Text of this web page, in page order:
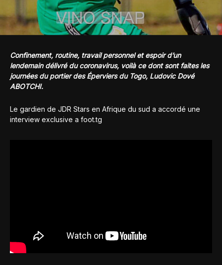
Confinement, routine, travail personnel et espoir d’un
lendemain délivré du coronavirus, voilà ce dont sont faites les
journées du portier des Éperviers du Togo, Ludovic Dové
ABOTCHI.
Le gardien de JDR Stars en Afrique du sud a accordé une
interview exclusive a foot.tg